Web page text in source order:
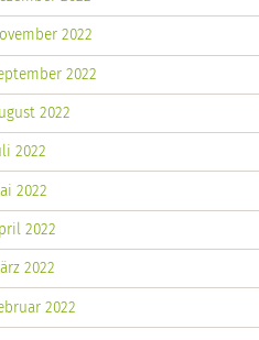
2022
2022
2022
2022
2022
2022
2022
2022